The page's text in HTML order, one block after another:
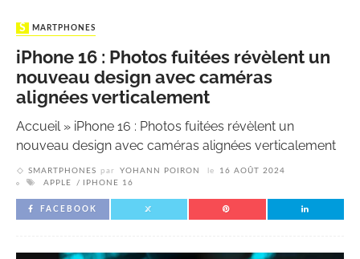
SMARTPHONES
iPhone 16 : Photos fuitées révèlent un
nouveau design avec caméras
alignées verticalement
Accueil» iPhone 16 : Photos fuitées révèlent un
nouveau design avec caméras alignées verticalement
SMARTPHONES par YOHANN POIRON le
16 AOÛT 2024
APPLE
IPHONE 16
FACEBOOK